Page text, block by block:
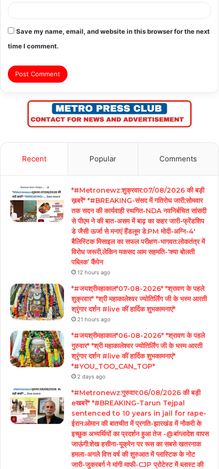
Save my name, email, and website in this browser for the next
time I comment.
Recent Popular Comments
*#Metronewz:शुक्रवार:07/08/2026 की बड़ी
ख़बरें* *#BREAKING-संसद में गतिरोध जारी;सोमवार
तक सदन की कार्यवाही स्थगित-NDA नवनिर्बचित सांसदी
से पीएम ने की बात-असम में बाढ़ का कहर जारी-फ्रेंडशिप
डे जैसी ऊर्जा से मनाएं हैंडलूम डे:PM मोदी-अग्नि-4′
बैलिस्टिक मिसाइल का सफल परीक्षण-भागवत:लोकतंत्र में
विरोध जरूरी,लेकिन मकसद आम सहमति-‘क्या बोलती
पब्लिक’ कैंपेन
12 hours ago
*#जयश्रीमहाकाल*07-08-2026* *श्रावण के पहले
शुक्रवार* *श्री महाकालेश्वर ज्योतिर्लिंग जी के भस्म आरती
श्रृंगार दर्शन #live कीं हार्दिक शुभकामनाएं*
21 hours ago
*#जयश्रीमहाकाल*06-08-2026* *श्रावण के पहले
गुरुवार* *श्री महाकालेश्वर ज्योतिर्लिंग जी के भस्म आरती
श्रृंगार दर्शन #live कीं हार्दिक शुभकामनाएं*
*#YOU_TOO_CAN_TOP*
2 days ago
*#Metronewz:गुरुवार:06/08/2026 की बड़ी
eखबरें* *#BREAKING-Tarun Tejpal
sentenced to 10 years in jail for rape-
ईरान:ओमान की बातचीत में प्रगति-झारखंड में नौकरी के
इच्छुक अभ्यर्थियों का प्रदर्शन हुआ तेज -@बांग्लादेश वापस
जाऊंगी:शेख हसीना-यूक्रेन पर रूस का सबसे खतरनाक
हमला-अगले वित्त वर्ष की शुरुआत में प्लास्टिक के नोट
जारी-जुकरबर्ग ने मांगी माफी-CJP प्रोटेस्ट में ब्लास्ट की